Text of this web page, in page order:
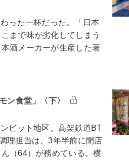
った一杯だった。「日本
まで味が劣化してしまう
酒メーカーが生産した著
ン食堂」〈下〉
ビット地区。高架鉄道BT
理担当は、3年半前に閉店
（64）が務めている。横